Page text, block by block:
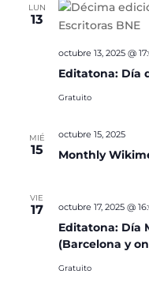
LUN
13
Editatona: Día
octubre 13, 2025 @
Gratuito
MIÉ
15 Monthly
octubre 15, 2025
VIE
17
Editatona: Día
(Barcelona y
octubre 17, 2025 @
Gratuito